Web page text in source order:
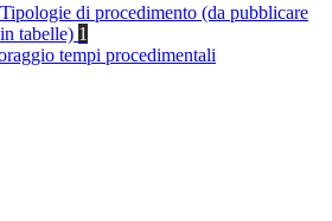
Tipologie di procedimento (da pubblicare
in tabelle) 1
tempi procedimentali